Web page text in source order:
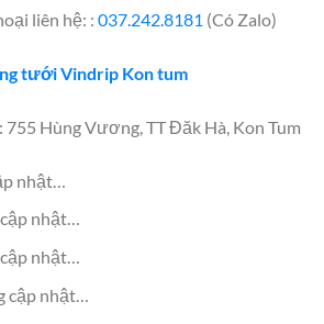
liên hệ: : 037.242.8181 (Có Zalo)
tưới Vindrip Kon tum
755 Hùng Vương, TT Đăk Hà, Kon Tum
nhật…
nhật…
nhật…
nhật…